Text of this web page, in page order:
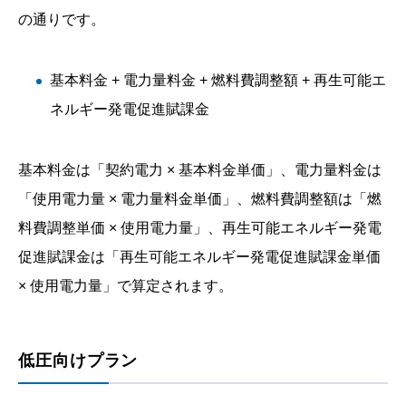
の通りです。
基本料金 + 電力量料金 + 燃料費調整額 + 再生可能エ
ネルギー発電促進賦課金
基本料金は「契約電力 × 基本料金単価」、電力量料金は
「使用電力量 × 電力量料金単価」、燃料費調整額は「燃
料費調整単価 × 使用電力量」、再生可能エネルギー発電
促進賦課金は「再生可能エネルギー発電促進賦課金単価
× 使用電力量」で算定されます。
低圧向けプラン